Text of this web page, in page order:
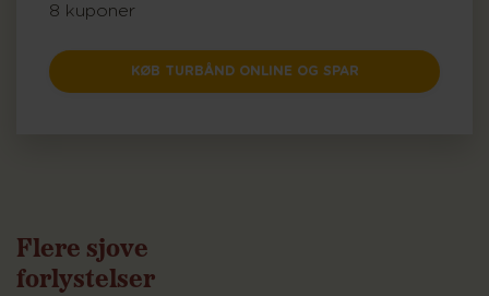
8 kuponer
KØB TURBÅND ONLINE OG SPAR
Flere sjove
forlystelser